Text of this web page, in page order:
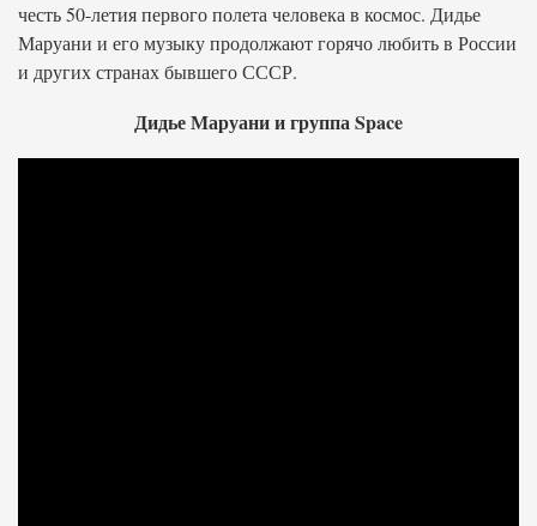
честь 50-летия первого полета человека в космос. Дидье
Маруани и его музыку продолжают горячо любить в России
и других странах бывшего СССР.
Дидье Маруани и группа Space